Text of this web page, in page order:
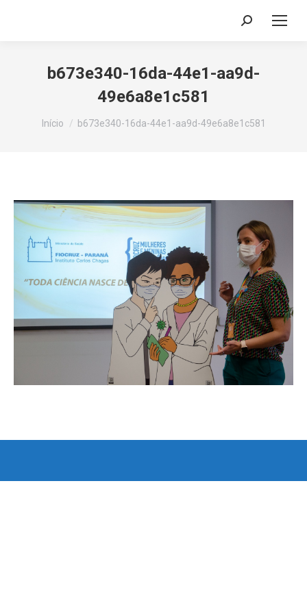
Search:
b673e340-16da-44e1-aa9d-
49e6a8e1c581
Você está aqui:
Início b673e340-16da-44e1-aa9d-49e6a8e1c581